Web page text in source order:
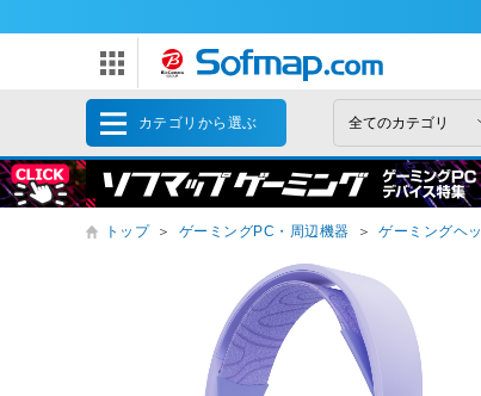
カテゴリから選ぶ
トップ ＞ ゲーミングPC・周辺機器 ＞
ゲーミングヘ